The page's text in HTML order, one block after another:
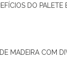
DO
DE MADEIRA COM